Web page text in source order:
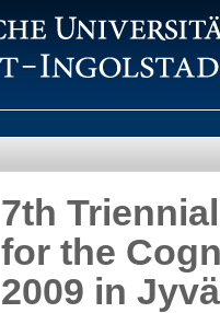
7th
for the
2009 in